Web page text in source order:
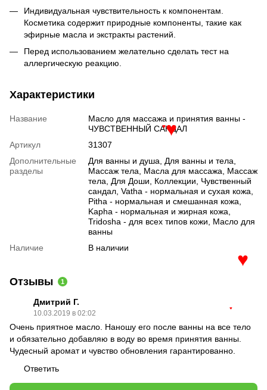
Индивидуальная чувствительность к компонентам.
Косметика содержит природные компоненты, такие как
эфирные масла и экстракты растений.
Перед использованием желательно сделать тест на
аллергическую реакцию.
Характеристики
Название
Масло для массажа и принятия ванны -
ЧУВСТВЕННЫЙ САНДАЛ
Артикул
31307
Дополнительные
разделы
Для ванны и душа, Для ванны и тела,
Массаж тела, Масла для массажа, Массаж
тела, Для Доши, Коллекции, Чувственный
сандал, Vatha - нормальная и сухая кожа,
Pitha - нормальная и смешанная кожа,
Kapha - нормальная и жирная кожа,
Tridosha - для всех типов кожи, Масло для
ванны
Наличие
В наличии
Отзывы 1
Дмитрий Г.
10.03.2019 в 02:02
Очень приятное масло. Наношу его после ванны на все тело
и обязательно добавляю в воду во время принятия ванны.
Чудесный аромат и чувство обновления гарантированно.
Ответить
♥